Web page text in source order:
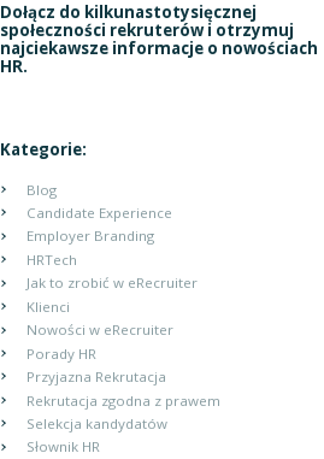
Dołącz do kilkunastotysięcznej
społeczności rekruterów i otrzymuj
najciekawsze informacje o nowościach
HR.
Kategorie:
Blog
Candidate Experience
Employer Branding
HRTech
Jak to zrobić w eRecruiter
Klienci
Nowości w eRecruiter
Porady HR
Przyjazna Rekrutacja
Rekrutacja zgodna z prawem
Selekcja kandydatów
Słownik HR